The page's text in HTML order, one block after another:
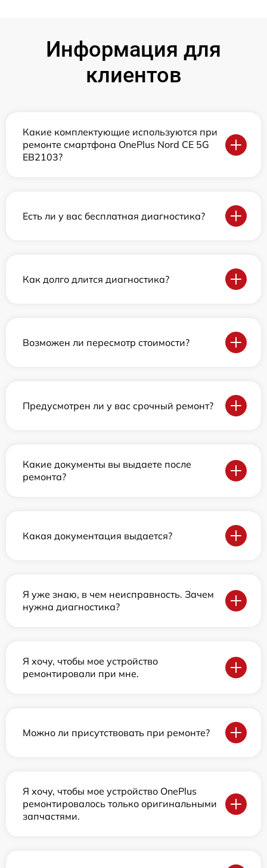
Информация для
клиентов
Какие комплектующие используются при
ремонте смартфона OnePlus Nord CE 5G
EB2103?
Есть ли у вас бесплатная диагностика?
Как долго длится диагностика?
Возможен ли пересмотр стоимости?
Предусмотрен ли у вас срочный ремонт?
Какие документы вы выдаете после
ремонта?
Какая документация выдается?
Я уже знаю, в чем неисправность. Зачем
нужна диагностика?
Я хочу, чтобы мое устройство
ремонтировали при мне.
Можно ли присутствовать при ремонте?
Я хочу, чтобы мое устройство OnePlus
ремонтировалось только оригинальными
запчастями.